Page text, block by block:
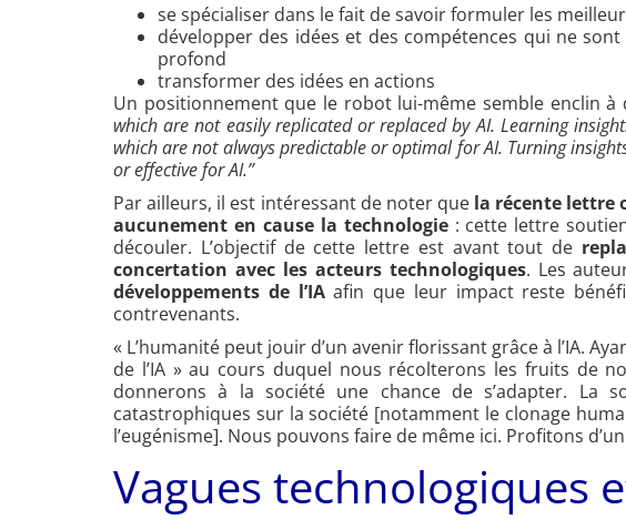
se spécialiser dans le fait de savoir formuler les
développer des idées et des compétences qui ne
profond
transformer des idées en actions
Un positionnement que le robot lui-même semble enclin à
which are not easily replicated or replaced by AI. Learning
which are not always predictable or optimal for AI. Turning
or effective for AI.”
Par ailleurs, il est intéressant de noter que la récente lettre
aucunement en cause la technologie: cette lettre
découler. L’objectif de cette lettre est avant tout de
concertation avec les acteurs technologiques. Les
développements de l’IAafin que leur impact reste
contrevenants.
« L’humanité peut jouir d’un avenir florissant grâce à l’IA.
de l’IA » au cours duquel nous récolterons les fruits de
donnerons à la société une chance de s’adapter. La
catastrophiques sur la société [notamment le clonage
l’eugénisme]. Nous pouvons faire de même ici. Profitons
Vagues technologiques